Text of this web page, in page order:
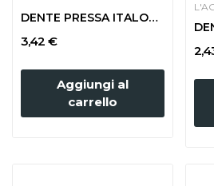
DENTE PRESSA ITALOSVIZZERA STRETTA
3,42 €
Aggiungi al
carrello